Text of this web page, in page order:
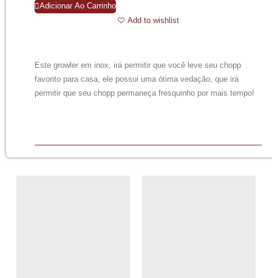
Adicionar Ao Carrinho
Add to wishlist
Este growler em inox, irá permitir que você leve seu chopp
favorito para casa, ele possui uma ótima vedação, que irá
permitir que seu chopp permaneça fresquinho por mais tempo!